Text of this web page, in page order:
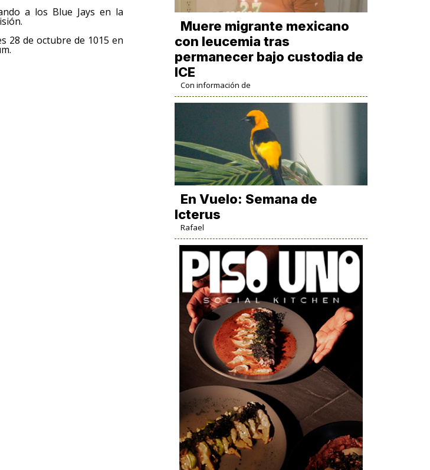
a los Blue Jays en la
28 de octubre de 1015 en
Muere migrante mexicano
con leucemia tras
permanecer bajo custodia de
ICE
Con información de
En Vuelo: Semana de
Icterus
Rafael